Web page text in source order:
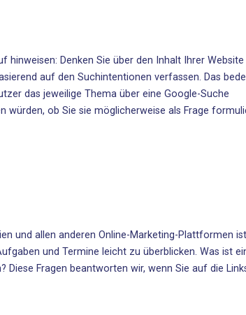
Denken Sie über den Inhalt Ihrer Website
auf den Suchintentionen verfassen. Das
das jeweilige Thema über eine Google-Suche
würden, ob Sie sie möglicherweise als Frage
und allen anderen Online-Marketing-Plattformen
und Termine leicht zu überblicken. Was ist
? Diese Fragen beantworten wir, wenn Sie auf die